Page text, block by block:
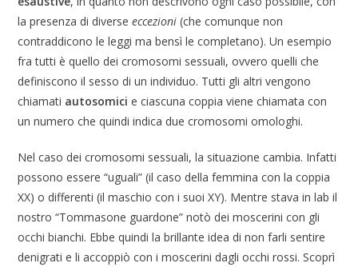
la presenza di diverseeccezioni (che comunque non
contraddicono le leggi ma bensì le completano). Un esempio
fra tutti è quello dei cromosomi sessuali, ovvero quelli che
definiscono il sesso di un individuo. Tutti gli altri vengono
chiamati autosomici e ciascuna coppia viene chiamata con
un numero che quindi indica due cromosomi omologhi.
Nel caso dei cromosomi sessuali, la situazione cambia. Infatti
possono essere “uguali” (il caso della femmina con la coppia
XX) o differenti (il maschio con i suoi XY). Mentre stava in lab il
nostro “Tommasone guardone” notò dei moscerini con gli
occhi bianchi. Ebbe quindi la brillante idea di non farli sentire
denigrati e li accoppiò con i moscerini dagli occhi rossi. Scoprì